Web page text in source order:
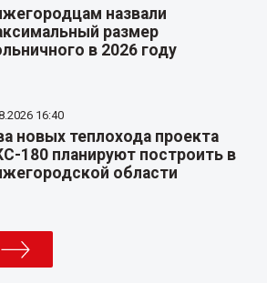
назвали
размер
в 2026 году
16:40
новых теплохода проекта
180 планируют построить в
области